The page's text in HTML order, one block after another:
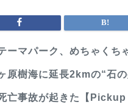
ーマパーク、めちゃく
原樹海に延長2kmの“石
亡事故が起きた【Pickup